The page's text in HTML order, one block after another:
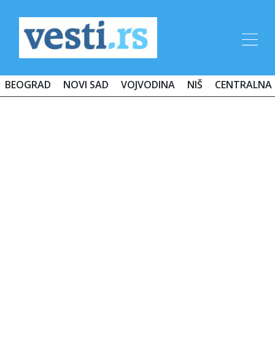
BEOGRAD NOVI SAD VOJVODINA NIŠ CENTRALNA